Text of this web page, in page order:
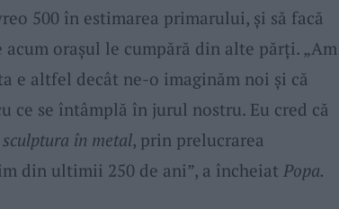
500 în estimarea primarului, și să facă
orașul le cumpără din alte părți. „Am
e altfel decât ne-o imaginăm noi și că
ce se întâmplă în jurul nostru. Eu cred că
sculptura în metal, prin prelucrarea
din ultimii 250 de ani”, a încheiat Popa.